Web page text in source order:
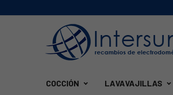
COCCIÓN LAVAVAJILLAS